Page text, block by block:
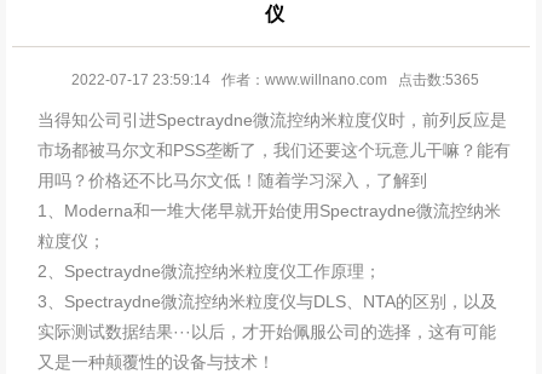
仪
2022-07-17 23:59:14 作者：www.willnano.com 点击数:5365
当得知公司引进Spectraydne微流控纳米粒度仪时，前列反应是
市场都被马尔文和PSS垄断了，我们还要这个玩意儿干嘛？能有
用吗？价格还不比马尔文低！随着学习深入，了解到
1、Moderna和一堆大佬早就开始使用Spectraydne微流控纳米
粒度仪；
2、Spectraydne微流控纳米粒度仪工作原理；
3、Spectraydne微流控纳米粒度仪与DLS、NTA的区别，以及
实际测试数据结果···以后，才开始佩服公司的选择，这有可能
又是一种颠覆性的设备与技术！